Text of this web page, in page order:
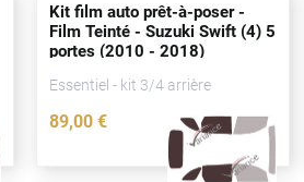
Kit film auto prêt-à-poser -
Film Teinté - Suzuki Swift (4) 5
portes (2010 - 2018)
Essentiel - kit 3/4 arrière
89,00 €